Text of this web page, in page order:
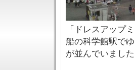
「ドレスアップ
船の科学館駅で
が並んでいました